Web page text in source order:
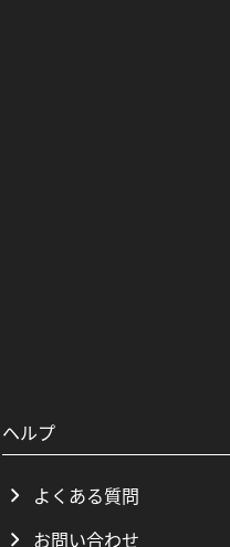
ヘルプ
よくある質問
お問い合わせ